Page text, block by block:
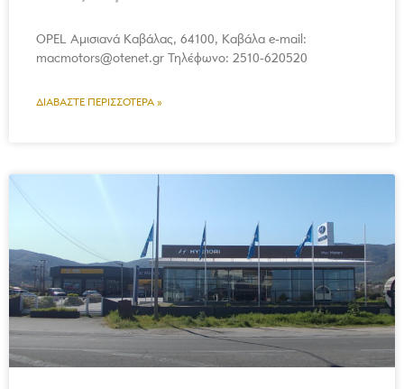
OPEL Αμισιανά Καβάλας, 64100, Καβάλα e-mail:
macmotors@otenet.gr Τηλέφωνο: 2510-620520
ΔΙΑΒΆΣΤΕ ΠΕΡΙΣΣΌΤΕΡΑ »